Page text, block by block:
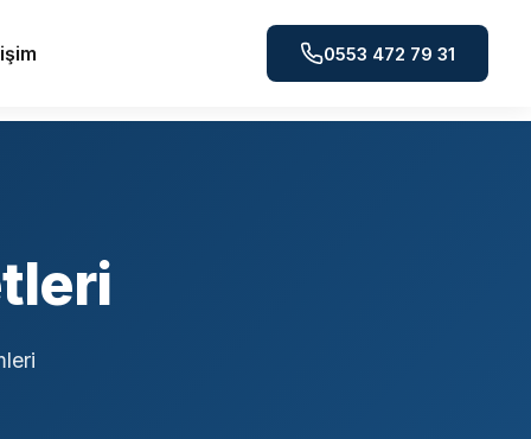
0553 472 79 31